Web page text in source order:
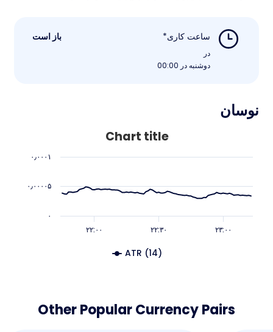
ساعت کاری* باز است
در
دوشنبه در 00:00
نوسان
Chart title
ATR (14)
۲۲:۰۰ ۲۲:۳۰ ۲۳:۰۰
۰
۰٫۰۰۰۰۵
۰٫۰۰۰۱
Other Popular Currency Pairs